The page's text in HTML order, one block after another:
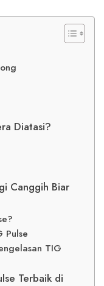
Diatasi?
Canggih Biar
Pulse
TIG
Terbaik di